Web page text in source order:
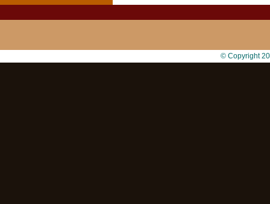
© Copyright